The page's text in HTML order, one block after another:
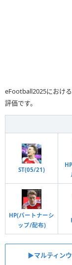
eFootball2025におけ
評価です。
ST(05/21)
HP(パートナーシ
ップ/配布)
▶︎マルティン